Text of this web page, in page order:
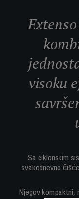
visoku
Sa ciklonskim
svakodnevno
Njegov kompaktni,